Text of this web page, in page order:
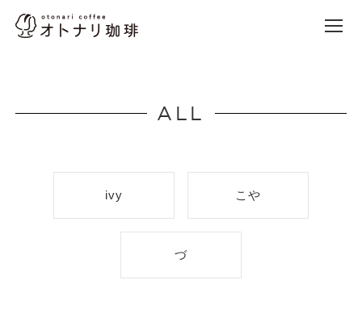
オトナリ珈琲
Site Navigation
本文までスキップ
ALL
ivy こや
づ